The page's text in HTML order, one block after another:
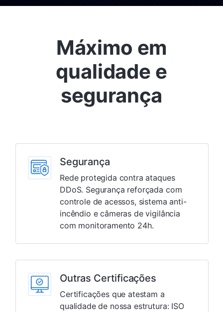
Máximo em
qualidade e
segurança
Segurança
Rede protegida contra ataques
DDoS. Segurança reforçada com
controle de acessos, sistema anti-
incêndio e câmeras de vigilância
com monitoramento 24h.
Outras Certificações
Certificações que atestam a
qualidade de nossa estrutura: ISO